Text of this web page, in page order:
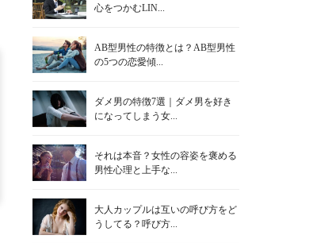
心をつかむLIN...
AB型男性の特徴とは？AB型男性
の5つの恋愛傾...
ダメ男の特徴7選｜ダメ男を好き
になってしまう女...
それは本音？女性の容姿を褒める
男性心理と上手な...
大人カップルは互いの呼び方をど
うしてる？呼び方...